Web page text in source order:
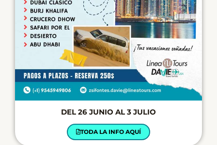
DEL 26 JUNIO AL 3 JULIO
TODA LA INFO AQUÍ